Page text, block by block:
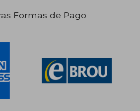
Formas de Pago